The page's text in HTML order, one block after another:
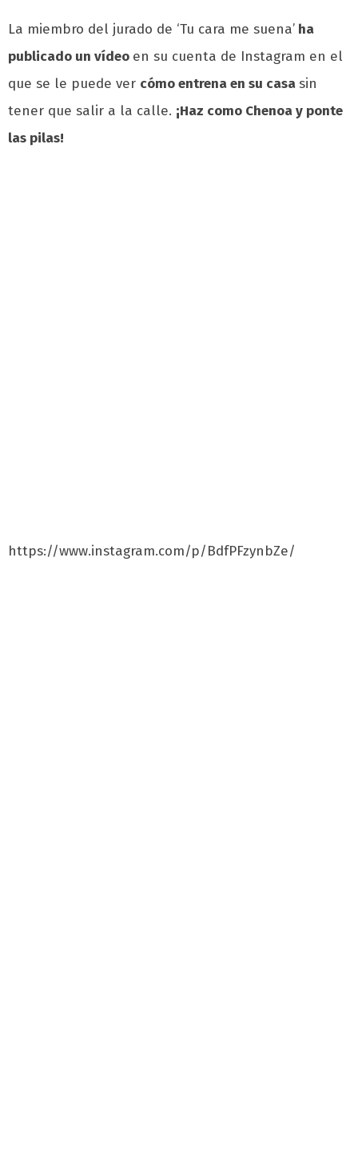
La miembro del jurado de ‘Tu cara me suena’ ha
publicado un vídeo en su cuenta de Instagram en el
que se le puede ver cómo entrena en su casasin
tener que salir a la calle. ¡Haz como Chenoa y ponte
las pilas!
https://www.instagram.com/p/BdfPFzynbZe/